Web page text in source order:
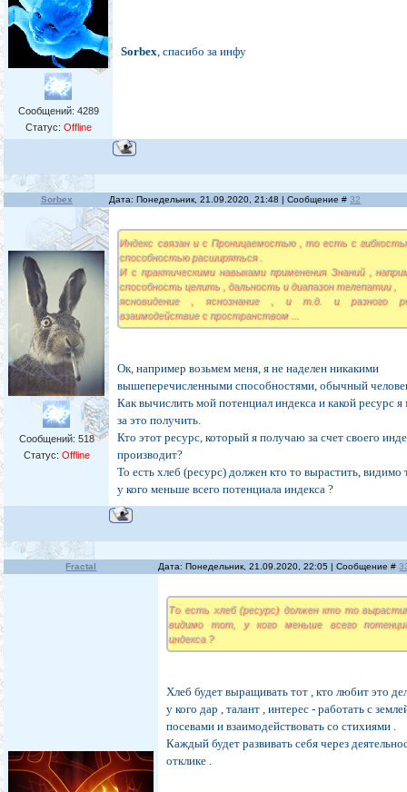
Сообщений: 4289
Статус: Offline
Sorbex, спасибо за инфу
Sorbex Дата: Понедельник, 21.09.2020, 21:48 | Сообщение #32
Сообщений: 518
Статус: Offline
Индекс связан и с Проницаемостью , то есть с
способностью расширяться .
И с практическими навыками применения Знаний ,
способность целить , дальность и диапазон телепатии ,
ясновидение , яснознание , и т.д. и разного
взаимодействие с пространством ...
Ок, например возьмем меня, я не наделен никакими
вышеперечисленными способностями, обычный
Как вычислить мой потенциал индекса и какой ресурс я
за это получить.
Кто этот ресурс, который я получаю за счет своего
производит?
То есть хлеб (ресурс) должен кто то вырастить, видимо
у кого меньше всего потенциала индекса ?
Fractal Дата: Понедельник, 21.09.2020, 22:05 | Сообщение #
То есть хлеб (ресурс) должен кто то
видимо тот, у кого меньше всего
индекса ?
Хлеб будет выращивать тот , кто любит это
у кого дар , талант , интерес - работать с
посевами и взаимодействовать со стихиями .
Каждый будет развивать себя через
отклике .